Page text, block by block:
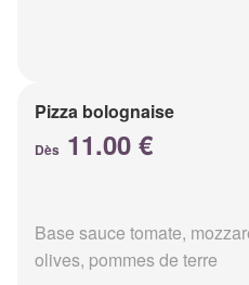
Pizza bolognaise
Dès 11.00 €
Base sauce tomate,
olives, pommes de terre